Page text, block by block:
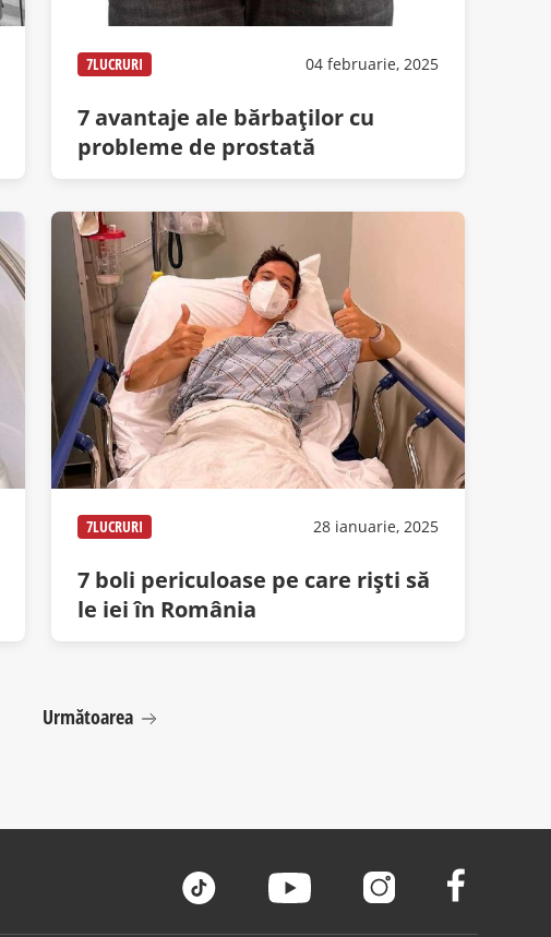
7LUCRURI 04 februarie, 2025
7 avantaje ale bărbaților cu
probleme de prostată
7LUCRURI 28 ianuarie, 2025
7 boli periculoase pe care rişti să
le iei în România
Următoarea